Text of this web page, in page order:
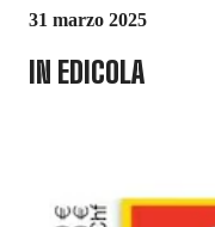
31 marzo 2025
IN EDICOLA